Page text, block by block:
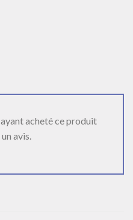
acheté ce produit
avis.